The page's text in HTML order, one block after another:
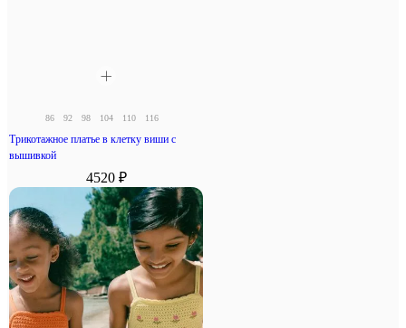
86 92 98 104 110 116
Трикотажное платье в клетку виши с
вышивкой
4520 ₽